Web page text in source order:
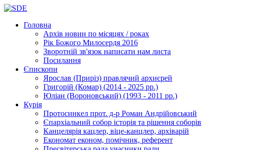
Головна
Архів новин по місяцях / роках
Рік Божого Милосердя 2016
Зворотній зв'язок написати нам листа
Посилання
Єпископи
Ярослав (Приріз) правлячий архиєрей
Григорій (Комар) (2014 - 2025 рр.)
Юліан (Вороновський) (1993 - 2011 рр.)
Курія
Протосинкел прот. д-р Роман Андрійовський
Єпархіальний собор історія та рішення соборів
Канцелярія кацлер, віце-канцлер, архіварій
Економат економ, помічник, референт